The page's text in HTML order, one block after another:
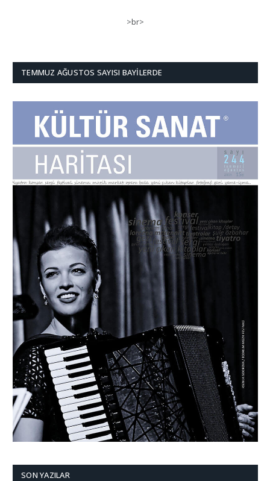
>br>
TEMMUZ AĞUSTOS SAYISI BAYILERDE
SON YAZILAR